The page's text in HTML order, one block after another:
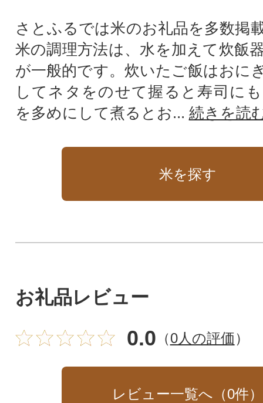
どが多く含まれています。
っ白な輝き、柔ら
粘りと甘みをお楽
い。
さとふるでは米のお礼品を多数掲
米の調理方法は、水を加えて炊飯
が一般的です。炊いたご飯はおに
してネタをのせて握ると寿司に
を多めにして煮るとお... 続きを読
米を探す
お礼品レビュー
0.0 （0人の評価）
レビュー一覧へ（0件）